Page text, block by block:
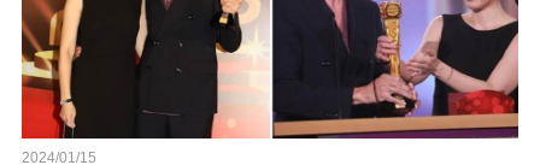
2024/01/15